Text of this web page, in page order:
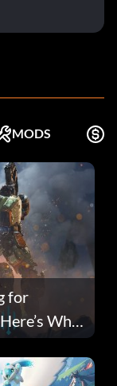
MODS
for
Why